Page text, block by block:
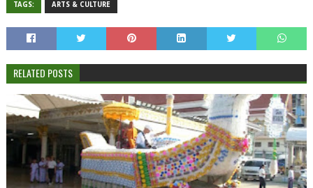
TAGS: ARTS & CULTURE
RELATED POSTS